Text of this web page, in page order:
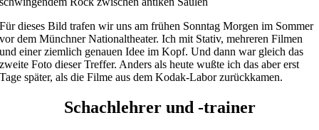
Für dieses Bild trafen wir uns am frühen Sonntag Morgen im Sommer
vor dem Münchner Nationaltheater. Ich mit Stativ, mehreren Filmen
und einer ziemlich genauen Idee im Kopf. Und dann war gleich das
zweite Foto dieser Treffer. Anders als heute wußte ich das aber erst
Tage später, als die Filme aus dem Kodak-Labor zurückkamen.
Schachlehrer und -trainer